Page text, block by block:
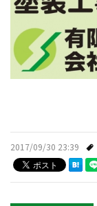
2017/09/30 23:39